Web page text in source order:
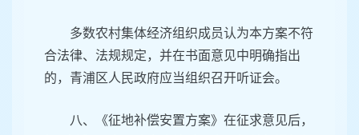
多数农村集体经济组织成员认为本方案不符
合法律、法规规定，并在书面意见中明确指出
的，青浦区人民政府应当组织召开听证会。
八、《征地补偿安置方案》在征求意见后，